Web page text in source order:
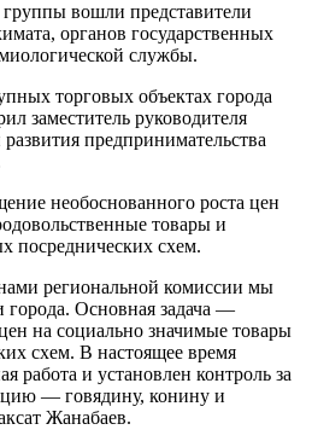
вошли представители
органов государственных
службы.
торговых объектах города
заместитель руководителя
предпринимательства
необоснованного роста цен
товары и
посреднических схем.
региональной комиссии мы
Основная задача —
на социально значимые товары
схем. В настоящее время
работа и установлен контроль за
— говядину, конину и
Жанабаев.